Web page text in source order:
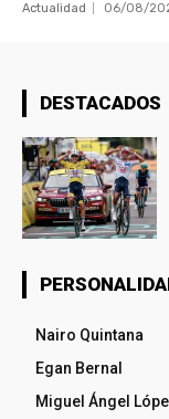
Actualidad 06/08/
DESTACADOS
Nairo Quintana
Egan Bernal
Miguel Ángel